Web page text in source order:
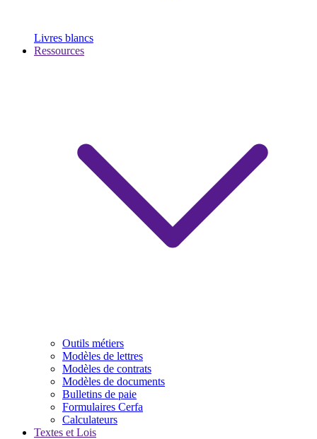
Livres blancs
Ressources
Outils métiers
Modèles de lettres
Modèles de contrats
Modèles de documents
Bulletins de paie
Formulaires Cerfa
Calculateurs
Textes et Lois